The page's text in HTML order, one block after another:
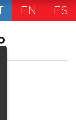
EN ES